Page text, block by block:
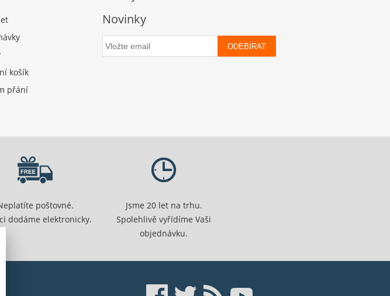
košík
přání
Novinky
ODEBÍRAT
poštovné.
dodáme elektronicky.
Jsme 20 let na trhu.
Spolehlivě vyřídíme Vaši
objednávku.